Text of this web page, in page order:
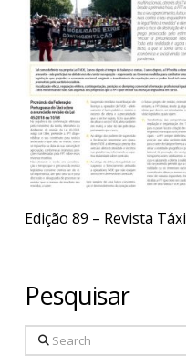
Edição 89 – Revista Táxi
Pesquisar
Search